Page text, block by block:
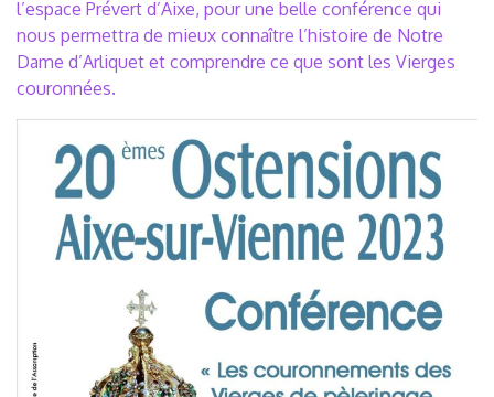
l’espace Prévert d’Aixe, pour une belle conférence qui
nous permettra de mieux connaître l’histoire de Notre
Dame d’Arliquet et comprendre ce que sont les Vierges
couronnées.